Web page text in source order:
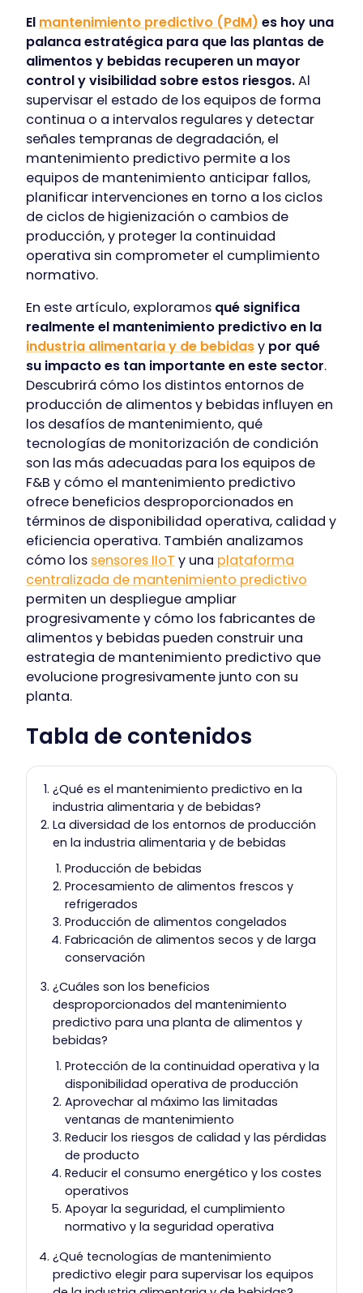
El mantenimiento predictivo (PdM) es hoy una
palanca estratégica para que las plantas de
alimentos y bebidas recuperen un mayor
control y visibilidad sobre estos riesgos.Al
supervisar el estado de los equipos de forma
continua o a intervalos regulares y detectar
señales tempranas de degradación, el
mantenimiento predictivo permite a los
equipos de mantenimiento anticipar fallos,
planificar intervenciones en torno a los ciclos
de ciclos de higienización o cambios de
producción, y proteger la continuidad
operativa sin comprometer el cumplimiento
normativo.
En este artículo, exploramos qué significa
realmente el mantenimiento predictivo en la
industria alimentaria y de bebidasy por qué
su impacto es tan importante en este sector.
Descubrirá cómo los distintos entornos de
producción de alimentos y bebidas influyen en
los desafíos de mantenimiento, qué
tecnologías de monitorización de condición
son las más adecuadas para los equipos de
F&B y cómo el mantenimiento predictivo
ofrece beneficios desproporcionados en
términos de disponibilidad operativa, calidad y
eficiencia operativa. También analizamos
cómo los sensores IIoT y una plataforma
centralizada de mantenimiento predictivo
permiten un despliegue ampliar
progresivamente y cómo los fabricantes de
alimentos y bebidas pueden construir una
estrategia de mantenimiento predictivo que
evolucione progresivamente junto con su
planta.
Tabla de contenidos
¿Qué es el mantenimiento predictivo en la
industria alimentaria y de bebidas?
La diversidad de los entornos de producción
en la industria alimentaria y de bebidas
Producción de bebidas
Procesamiento de alimentos frescos y
refrigerados
Producción de alimentos congelados
Fabricación de alimentos secos y de larga
conservación
¿Cuáles son los beneficios
desproporcionados del mantenimiento
predictivo para una planta de alimentos y
bebidas?
Protección de la continuidad operativa y la
disponibilidad operativa de producción
Aprovechar al máximo las limitadas
ventanas de mantenimiento
Reducir los riesgos de calidad y las pérdidas
de producto
Reducir el consumo energético y los costes
operativos
Apoyar la seguridad, el cumplimiento
normativo y la seguridad operativa
¿Qué tecnologías de mantenimiento
predictivo elegir para supervisar los equipos